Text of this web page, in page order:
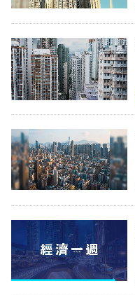
欄
訂
閱
區